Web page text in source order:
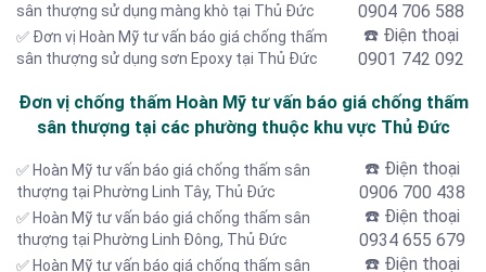
sân thượng sử dụng màng khò tại Thủ Đức
0904 706 588
✅ Đơn vị Hoàn Mỹ tư vấn báo giá chống thấm
sân thượng sử dụng sơn Epoxy tại Thủ Đức
☎️ Điện thoại
0901 742 092
Đơn vị chống thấm Hoàn Mỹ tư vấn báo giá chống thấm
sân thượng tại các phường thuộc khu vực Thủ Đức
✅ Hoàn Mỹ tư vấn báo giá chống thấm sân
thượng tại Phường Linh Tây, Thủ Đức
☎️ Điện thoại
0906 700 438
✅ Hoàn Mỹ tư vấn báo giá chống thấm sân
thượng tại Phường Linh Đông, Thủ Đức
☎️ Điện thoại
0934 655 679
✅ Hoàn Mỹ tư vấn báo giá chống thấm sân
☎️ Điện thoại